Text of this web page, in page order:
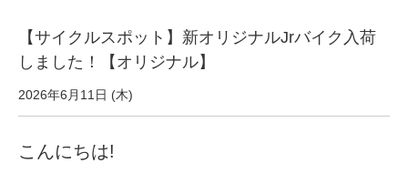
オリジナル自転車
PB全車種カタログ
Norwayシリーズ
【サイクルスポット】新オリジナルJrバイク入荷
しました！【オリジナル】
2026年6月11日 (木)
こんにちは!